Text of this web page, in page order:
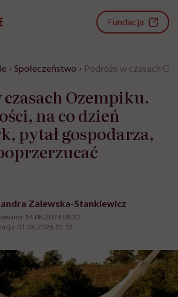
Fundacja
› Społeczeństwo › Podróże w czasach
czasach Ozempiku.
na co dzień
pytał gospodarza,
Zalewska-Stankiewicz
14.08.2024 08:22
01.06.2026 15:13